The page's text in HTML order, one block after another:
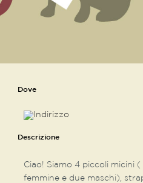
Dove
Descrizione
Ciao! Siamo 4 piccoli micini (
femmine e due maschi),